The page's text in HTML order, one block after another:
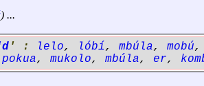
) ...
' : lelo, lóbí, mbúla, mobú,
pokua, mukolo, mbúla, er,